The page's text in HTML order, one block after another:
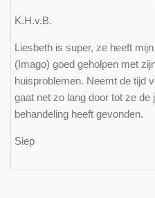
K.H.v.B.
Liesbeth is super, ze heeft
(Imago) goed geholpen met
huisproblemen. Neemt de tijd
gaat net zo lang door tot ze de
behandeling heeft gevonden.
Siep